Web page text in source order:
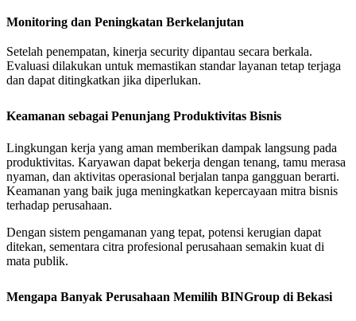
Monitoring dan Peningkatan Berkelanjutan
Setelah penempatan, kinerja security dipantau secara berkala.
Evaluasi dilakukan untuk memastikan standar layanan tetap terjaga
dan dapat ditingkatkan jika diperlukan.
Keamanan sebagai Penunjang Produktivitas Bisnis
Lingkungan kerja yang aman memberikan dampak langsung pada
produktivitas. Karyawan dapat bekerja dengan tenang, tamu merasa
nyaman, dan aktivitas operasional berjalan tanpa gangguan berarti.
Keamanan yang baik juga meningkatkan kepercayaan mitra bisnis
terhadap perusahaan.
Dengan sistem pengamanan yang tepat, potensi kerugian dapat
ditekan, sementara citra profesional perusahaan semakin kuat di
mata publik.
Mengapa Banyak Perusahaan Memilih BINGroup di Bekasi